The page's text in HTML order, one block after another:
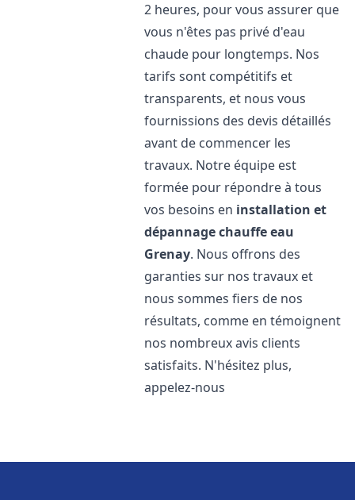
2 heures, pour vous assurer que
vous n'êtes pas privé d'eau
chaude pour longtemps. Nos
tarifs sont compétitifs et
transparents, et nous vous
fournissions des devis détaillés
avant de commencer les
travaux. Notre équipe est
formée pour répondre à tous
vos besoins en installation et
dépannage chauffe eau
Grenay. Nous offrons des
garanties sur nos travaux et
nous sommes fiers de nos
résultats, comme en témoignent
nos nombreux avis clients
satisfaits. N'hésitez plus,
appelez-nous